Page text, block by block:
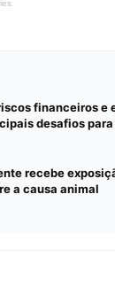
financeiros e
desafios
recebe
a causa animal